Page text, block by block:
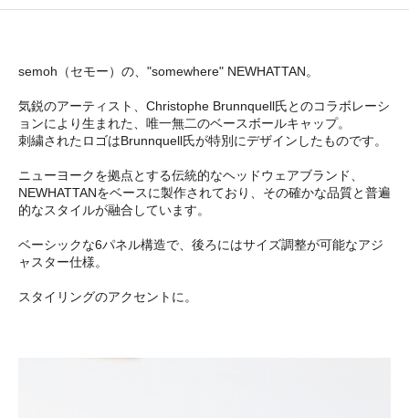
semoh（セモー）の、"somewhere" NEWHATTAN。
気鋭のアーティスト、Christophe Brunnquell氏とのコラボレーシ
ョンにより生まれた、唯一無二のベースボールキャップ。
刺繍されたロゴはBrunnquell氏が特別にデザインしたものです。
ニューヨークを拠点とする伝統的なヘッドウェアブランド、
NEWHATTANをベースに製作されており、その確かな品質と普遍
的なスタイルが融合しています。
ベーシックな6パネル構造で、後ろにはサイズ調整が可能なアジ
ャスター仕様。
スタイリングのアクセントに。